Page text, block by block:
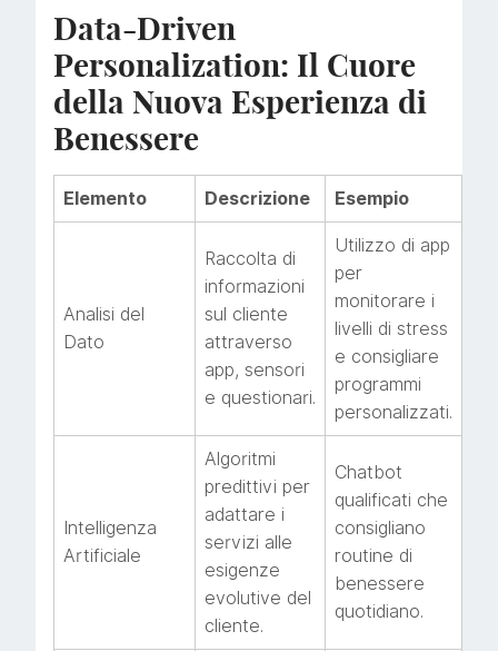
Data-Driven
Personalization: Il Cuore
della Nuova Esperienza di
Benessere
Elemento Descrizione Esempio
Analisi del
Dato
Raccolta di
informazioni
sul cliente
attraverso
app, sensori
e questionari.
Utilizzo di app
per
monitorare i
livelli di stress
e consigliare
programmi
personalizzati.
Intelligenza
Artificiale
Algoritmi
predittivi per
adattare i
servizi alle
esigenze
evolutive del
cliente.
Chatbot
qualificati che
consigliano
routine di
benessere
quotidiano.